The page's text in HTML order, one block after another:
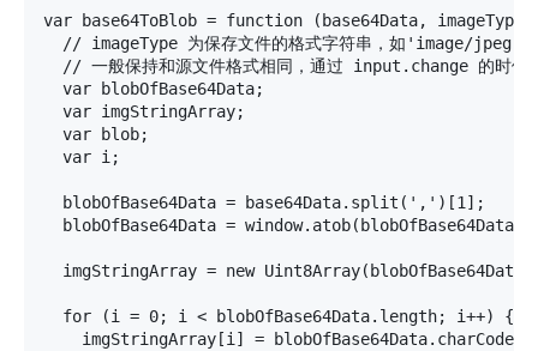
var base64ToBlob = function (base64Data,
  // imageType 为保存文件的格式字符串，如'image/jpeg'。
// 一般保持和源文件格式相同，通过 input.change 的时
  var blobOfBase64Data;
  var imgStringArray;
  var blob;
  var i;
  blobOfBase64Data = base64Data.split(',')[1];
  blobOfBase64Data = window.atob(blobOfBase64Data);
imgStringArray = new
  for (i = 0; i < blobOfBase64Data.length; i++) {
imgStringArray[i] =